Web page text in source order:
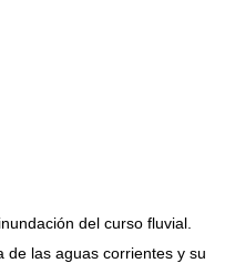
del curso fluvial.
de las aguas corrientes y su